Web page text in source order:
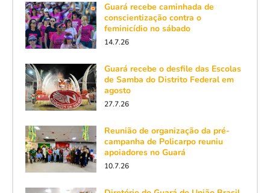
Guará recebe caminhada de
conscientização contra o
feminicídio no sábado
14.7.26
Guará recebe o desfile das Escolas
de Samba do Distrito Federal em
agosto
27.7.26
Reunião de organização da pré-
campanha de Policarpo reuniu
apoiadores no Guará
10.7.26